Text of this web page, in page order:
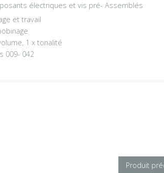
électriques et vis pré- Assemblés
et travail
1 x tonalité
009- 042
Produit